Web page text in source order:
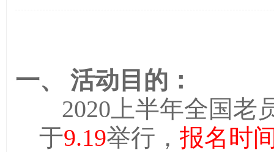
一、 活动目的：
2020上半年全国老
于9.19举行， 报名时